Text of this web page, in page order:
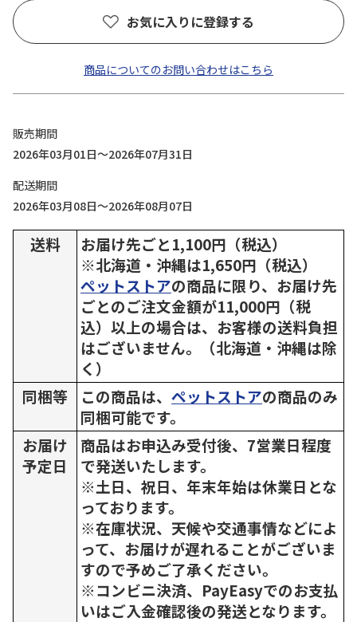
お気に入りに登録する
商品についてのお問い合わせはこちら
販売期間
2026年03月01日～2026年07月31日
配送期間
2026年03月08日～2026年08月07日
送料
お届け先ごと1,100円（税込）
※北海道・沖縄は1,650円（税込）
ペットストアの商品に限り、お届け先
ごとのご注文金額が11,000円（税
込）以上の場合は、お客様の送料負担
はございません。（北海道・沖縄は除
く）
同梱等
この商品は、 ペットストアの商品のみ
同梱可能です。
お届け
予定日
商品はお申込み受付後、7営業日程度
で発送いたします。
※土日、祝日、年末年始は休業日とな
っております。
※在庫状況、天候や交通事情などによ
って、お届けが遅れることがございま
すので予めご了承ください。
※コンビニ決済、PayEasyでのお支払
いはご入金確認後の発送となります。